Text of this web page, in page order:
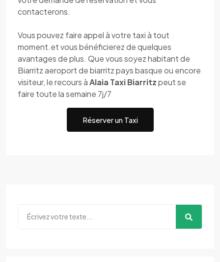
contacterons.
Vous pouvez faire appel à votre taxi à tout
moment.et vous bénéficierez de quelques
avantages de plus. Que vous soyez habitant de
Biarritz aeroport de biarritz pays basque ou encore
visiteur, le recours àAlaia Taxi Biarritzpeut se
faire toute la semaine 7j/7
Réserver un Taxi